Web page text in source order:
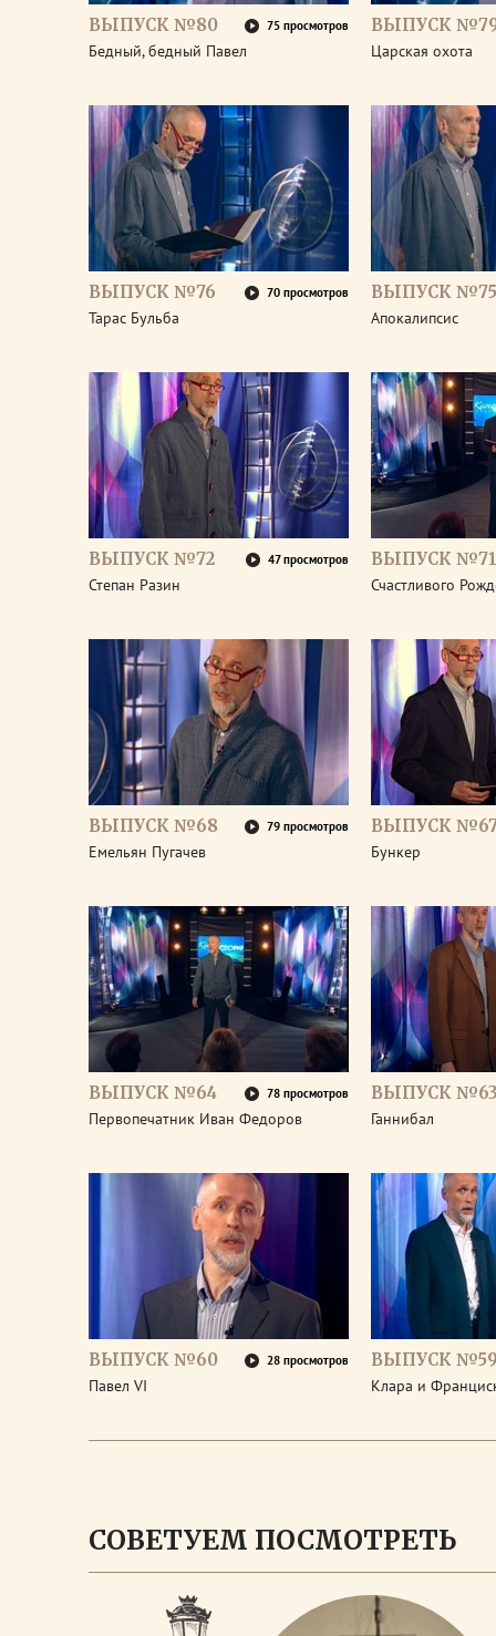
ВЫПУСК №80 75 просмотров
Бедный, бедный Павел
ВЫПУСК
Царская охота
ВЫПУСК №76 70 просмотров
Тарас Бульба
ВЫПУСК №75
Апокалипсис
ВЫПУСК №72 47 просмотров
Степан Разин
ВЫПУСК №71
Счастливого
ВЫПУСК №68 79 просмотров
Емельян Пугачев
ВЫПУСК
Бункер
ВЫПУСК №64 78 просмотров
Первопечатник Иван Федоров
ВЫПУСК
Ганнибал
ВЫПУСК №60 28 просмотров
Павел VI
ВЫПУСК
Клара и
СОВЕТУЕМ ПОСМОТРЕТЬ